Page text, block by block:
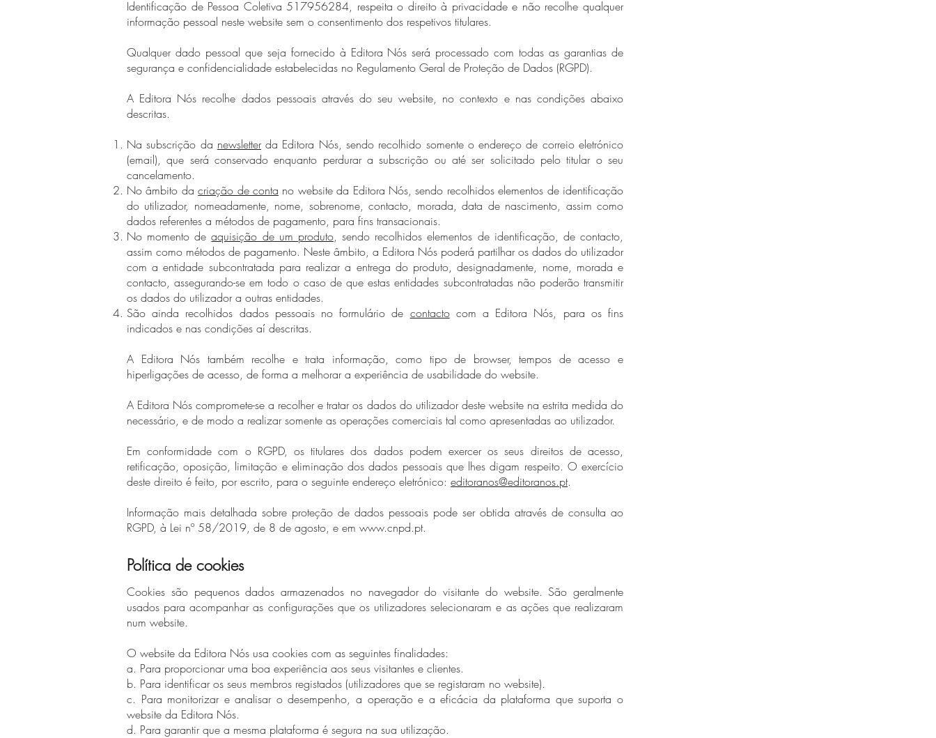
Identificação de Pessoa Coletiva 517956284, respeita o direito à privacidade e não recolhe qualquer
informação pessoal neste website sem o consentimento dos respetivos titulares.
Qualquer dado pessoal que seja fornecido à Editora Nós será processado com todas as garantias de
segurança e confidencialidade estabelecidas no Regulamento Geral de Proteção de Dados (RGPD).
A Editora Nós recolhe dados pessoais através do seu website, no contexto e nas condições abaixo
descritas.
Na subscrição da newsletterda Editora Nós, sendo recolhido somente o endereço de correio eletrónico
(email), que será conservado enquanto perdurar a subscrição ou até ser solicitado pelo titular o seu
cancelamento.
No âmbito dacriação de conta no website da Editora Nós, sendo recolhidos elementos de identificação
do utilizador, nomeadamente, nome, sobrenome, contacto, morada, data de nascimento, assim como
dados referentes a métodos de pagamento, para fins transacionais.
No momento deaquisição de um produto, sendo recolhidos elementos de identificação, de contacto,
assim como métodos de pagamento. Neste âmbito, a Editora Nós poderá partilhar os dados do utilizador
com a entidade subcontratada para realizar a entrega do produto, designadamente, nome, morada e
contacto, assegurando-se em todo o caso de que estas entidades subcontratadas não poderão transmitir
os dados do utilizador a outras entidades.
São ainda recolhidos dados pessoais no formulário de contactocom a Editora Nós, para os fins
indicados e nas condições aí descritas.
A Editora Nós também recolhe e trata informação, como tipo de browser, tempos de acesso e
hiperligações de acesso, de forma a melhorar a experiência de usabilidade do website.
A Editora Nós compromete-se a recolher e tratar os dados do utilizador deste website na estrita medida do
necessário, e de modo a realizar somente as operações comerciais tal como apresentadas ao utilizador.
Em conformidade com o RGPD, os titulares dos dados podem exercer os seus direitosde acesso,
retificação, oposição, limitação e eliminação dos dados pessoais que lhes digam respeito. O exercício
deste direito é feito, por escrito, para o seguinte endereço eletrónico: editoranos@editoranos.pt.
Informação mais detalhada sobre proteção de dados pessoais pode ser obtida através de consulta ao
RGPD, à Lei nº 58/2019, de 8 de agosto, e em www.cnpd.pt.
Política de cookies
Cookies são pequenos dados armazenados no navegador do visitante do website. São geralmente
usados para acompanhar as configurações que os utilizadores selecionaram e as ações que realizaram
num website.
O website da Editora Nós usa cookies com as seguintes finalidades:
a. Para proporcionar uma boa experiência aos seus visitantes e clientes.
b. Para identificar os seus membros registados (utilizadores que se registaram no website).
c. Para monitorizar e analisar o desempenho, a operação e a eficácia da plataforma que suporta o
website da Editora Nós.
d. Para garantir que a mesma plataforma é segura na sua utilização.